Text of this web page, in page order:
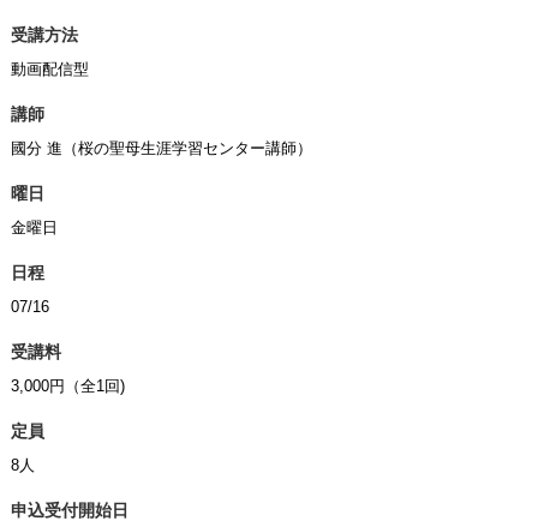
受講方法
動画配信型
講師
國分 進（桜の聖母生涯学習センター講師）
曜日
金曜日
日程
07/16
受講料
3,000円（全1回)
定員
8人
申込受付開始日